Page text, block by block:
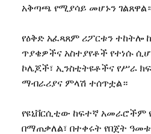
አቅጣጫ የሚያሳይ መሆኑን
የዕቅድ አፈጻጸም ሪፖርቱን ተከትሎ
ጥያቄዎችና አስተያየቶች የተነሱ
ኮሌጆች፣ ኢንስቲትዩቶችና የሥራ
ማብራሪያና ምላሽ ተሰጥቷል።
የዩኒቨርሲቲው ከፍተኛ አመራሮችም
በማጠቃለል፣ በተቀሩት የበጀት ዓመቱ